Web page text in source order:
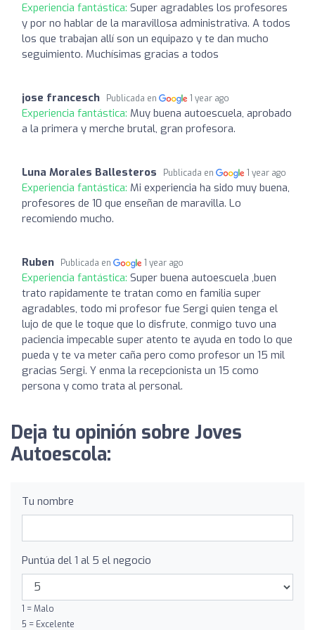
Experiencia fantástica: Super agradables los profesores
y por no hablar de la maravillosa administrativa. A todos
los que trabajan allí son un equipazo y te dan mucho
seguimiento. Muchísimas gracias a todos
jose francesch Publicada en 1 year ago
Experiencia fantástica: Muy buena autoescuela, aprobado
a la primera y merche brutal, gran profesora.
Luna Morales Ballesteros Publicada en 1 year ago
Experiencia fantástica: Mi experiencia ha sido muy buena,
profesores de 10 que enseñan de maravilla. Lo
recomiendo mucho.
Ruben Publicada en 1 year ago
Experiencia fantástica: Super buena autoescuela ,buen
trato rapidamente te tratan como en familia super
agradables, todo mi profesor fue Sergi quien tenga el
lujo de que le toque que lo disfrute, conmigo tuvo una
paciencia impecable super atento te ayuda en todo lo que
pueda y te va meter caña pero como profesor un 15 mil
gracias Sergi. Y enma la recepcionista un 15 como
persona y como trata al personal.
Deja tu opinión sobre Joves
Autoescola:
Tu nombre
Puntúa del 1 al 5 el negocio
1 = Malo
5 = Excelente